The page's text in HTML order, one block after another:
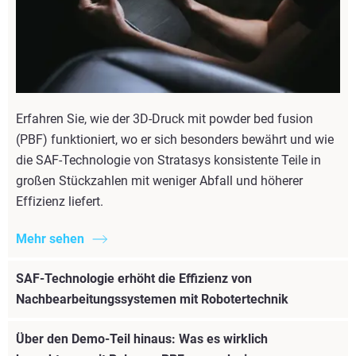
Erfahren Sie, wie der 3D-Druck mit powder bed fusion
(PBF) funktioniert, wo er sich besonders bewährt und wie
die SAF-Technologie von Stratasys konsistente Teile in
großen Stückzahlen mit weniger Abfall und höherer
Effizienz liefert.
Mehr sehen
SAF-Technologie erhöht die Effizienz von
Nachbearbeitungssystemen mit Robotertechnik
Über den Demo-Teil hinaus: Was es wirklich